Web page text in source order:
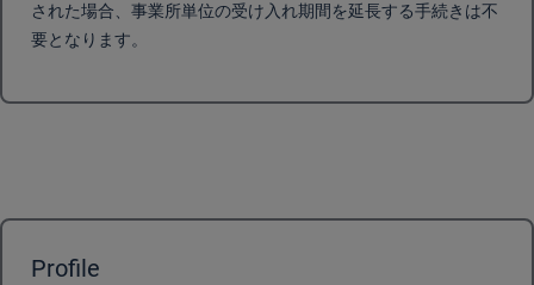
された場合、事業所単位の受け入れ期間を延長する手続きは不
要となります。
Profile